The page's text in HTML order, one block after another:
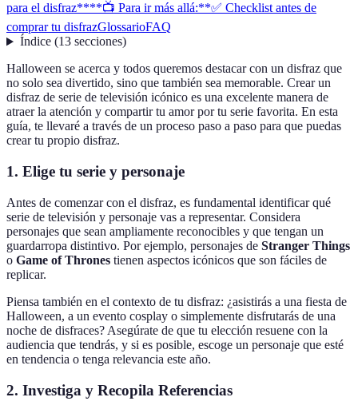
para el disfraz****📺 Para ir más allá:**✅ Checklist antes de
comprar tu disfrazGlossarioFAQ
Índice(13 secciones)
Halloween se acerca y todos queremos destacar con un disfraz que
no solo sea divertido, sino que también sea memorable. Crear un
disfraz de serie de televisión icónico es una excelente manera de
atraer la atención y compartir tu amor por tu serie favorita. En esta
guía, te llevaré a través de un proceso paso a paso para que puedas
crear tu propio disfraz.
1. Elige tu serie y personaje
Antes de comenzar con el disfraz, es fundamental identificar qué
serie de televisión y personaje vas a representar. Considera
personajes que sean ampliamente reconocibles y que tengan un
guardarropa distintivo. Por ejemplo, personajes de Stranger Things
o Game of Thrones tienen aspectos icónicos que son fáciles de
replicar.
Piensa también en el contexto de tu disfraz: ¿asistirás a una fiesta de
Halloween, a un evento cosplay o simplemente disfrutarás de una
noche de disfraces? Asegúrate de que tu elección resuene con la
audiencia que tendrás, y si es posible, escoge un personaje que esté
en tendencia o tenga relevancia este año.
2. Investiga y Recopila Referencias